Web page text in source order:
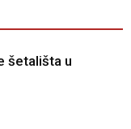
šetališta u